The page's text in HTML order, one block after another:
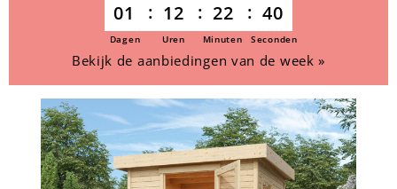
01 12 22 40
Dagen Uren Minuten Seconden
Bekijk de aanbiedingen van de week »